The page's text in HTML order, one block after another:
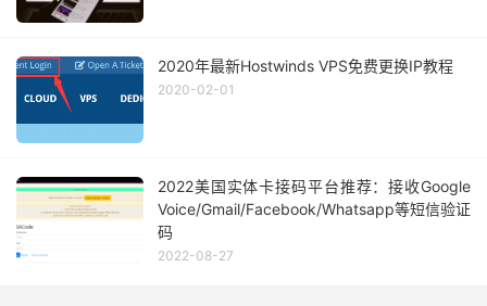
2020年最新Hostwinds VPS免费更换IP教程
2020-02-01
2022美国实体卡接码平台推荐：接收Google
Voice/Gmail/Facebook/Whatsapp等短信验证
码
2022-08-27